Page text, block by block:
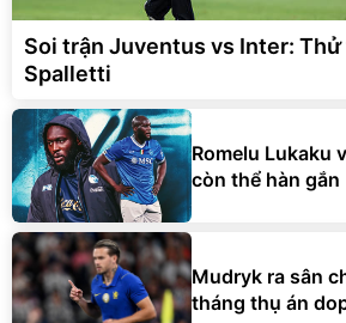
Soi trận Juventus vs Inter:
Spalletti
Romelu Lukaku
còn thể hàn gắn
Mudryk ra sân
tháng thụ án